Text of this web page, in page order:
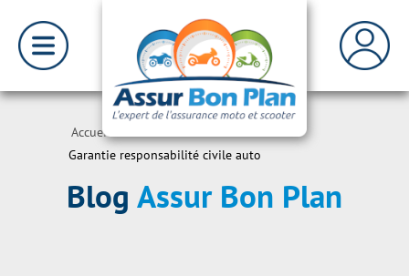
Accueil
Garantie responsabilité civile auto
Blog Assur Bon Plan